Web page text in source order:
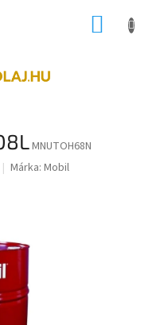
KOSÁR
MNUTOH68N
Márka: Mobil